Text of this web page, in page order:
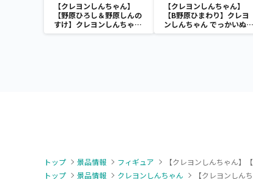
【クレヨンしんちゃん】
【野原ひろし＆野原しんの
すけ】クレヨンしんちゃん
野原家フィギュア～家族写
【クレヨンしんちゃん】
【B野原ひまわり】クレヨ
ンしんちゃん でっかいぬい
ぐるみ～むにゃむにゃ オラ
トップ 景品情報 フィギュア
【クレヨンしんちゃん】
トップ
景品情報 クレヨンしんちゃん 【クレヨンしん